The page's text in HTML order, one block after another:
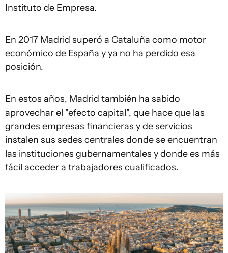
Instituto de Empresa.
En 2017 Madrid superó a Cataluña como motor
económico de España y ya no ha perdido esa
posición.
En estos años, Madrid también ha sabido
aprovechar el "efecto capital", que hace que las
grandes empresas financieras y de servicios
instalen sus sedes centrales donde se encuentran
las instituciones gubernamentales y donde es más
fácil acceder a trabajadores cualificados.